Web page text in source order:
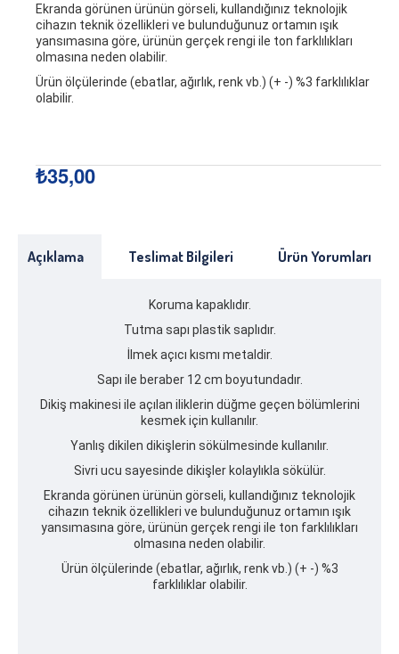
₺35,00
Ekranda görünen ürünün görseli, kullandığınız teknolojik
cihazın teknik özellikleri ve bulunduğunuz ortamın ışık
yansımasına göre, ürünün gerçek rengi ile ton farklılıkları
olmasına neden olabilir.
Ürün ölçülerinde (ebatlar, ağırlık, renk vb.) (+ -) %3 farklılıklar
olabilir.
Açıklama Teslimat Bilgileri Ürün Yorumları
Koruma kapaklıdır.
Tutma sapı plastik saplıdır.
İlmek açıcı kısmı metaldir.
Sapı ile beraber 12 cm boyutundadır.
Dikiş makinesi ile açılan iliklerin düğme geçen bölümlerini
kesmek için kullanılır.
Yanlış dikilen dikişlerin sökülmesinde kullanılır.
Sivri ucu sayesinde dikişler kolaylıkla sökülür.
Ekranda görünen ürünün görseli, kullandığınız teknolojik
cihazın teknik özellikleri ve bulunduğunuz ortamın ışık
yansımasına göre, ürünün gerçek rengi ile ton farklılıkları
olmasına neden olabilir.
Ürün ölçülerinde (ebatlar, ağırlık, renk vb.) (+ -) %3
farklılıklar olabilir.